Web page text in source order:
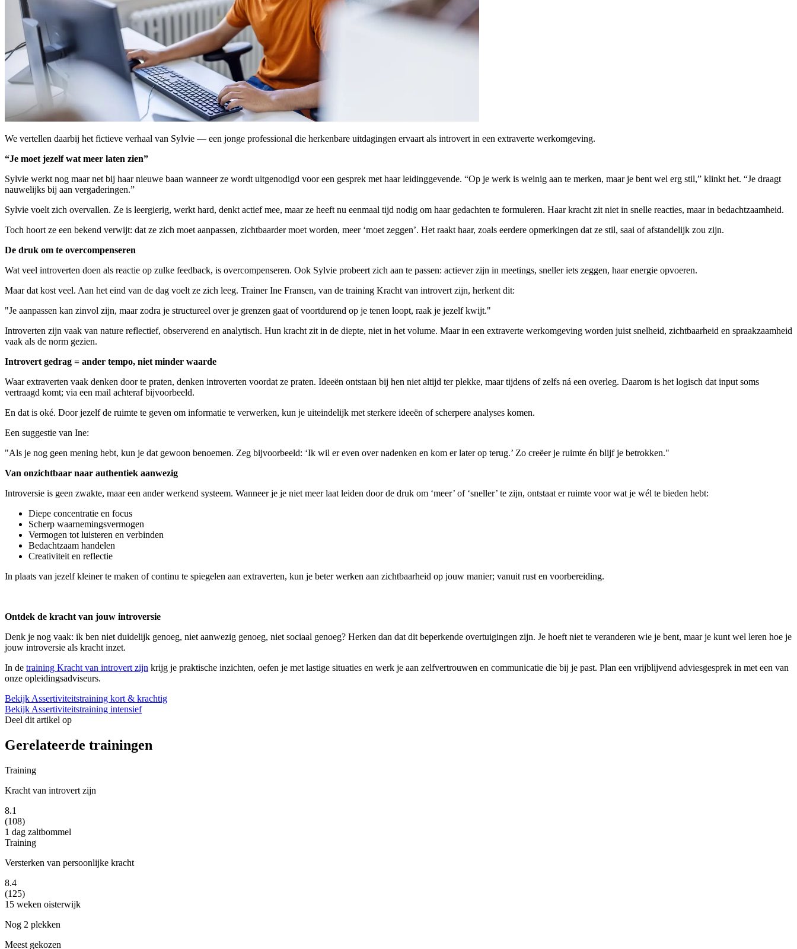
We vertellen daarbij het fictieve verhaal van Sylvie — een jonge professional die herkenbare uitdagingen ervaart als introvert in een extraverte werkomgeving.
“Je moet jezelf wat meer laten zien”
Sylvie werkt nog maar net bij haar nieuwe baan wanneer ze wordt uitgenodigd voor een gesprek met haar leidinggevende. “Op je werk is weinig aan te merken, maar je bent wel erg stil,” klinkt het. “Je draagt
nauwelijks bij aan vergaderingen.”
Sylvie voelt zich overvallen. Ze is leergierig, werkt hard, denkt actief mee, maar ze heeft nu eenmaal tijd nodig om haar gedachten te formuleren. Haar kracht zit niet in snelle reacties, maar in bedachtzaamheid.
Toch hoort ze een bekend verwijt: dat ze zich moet aanpassen, zichtbaarder moet worden, meer ‘moet zeggen’. Het raakt haar, zoals eerdere opmerkingen dat ze stil, saai of afstandelijk zou zijn.
De druk om te overcompenseren
Wat veel introverten doen als reactie op zulke feedback, is overcompenseren. Ook Sylvie probeert zich aan te passen: actiever zijn in meetings, sneller iets zeggen, haar energie opvoeren.
Maar dat kost veel. Aan het eind van de dag voelt ze zich leeg. Trainer Ine Fransen, van de training Kracht van introvert zijn, herkent dit:
"Je aanpassen kan zinvol zijn, maar zodra je structureel over je grenzen gaat of voortdurend op je tenen loopt, raak je jezelf kwijt."
Introverten zijn vaak van nature reflectief, observerend en analytisch. Hun kracht zit in de diepte, niet in het volume. Maar in een extraverte werkomgeving worden juist snelheid, zichtbaarheid en spraakzaamheid
vaak als de norm gezien.
Introvert gedrag = ander tempo, niet minder waarde
Waar extraverten vaak denken door te praten, denken introverten voordat ze praten. Ideeën ontstaan bij hen niet altijd ter plekke, maar tijdens of zelfs ná een overleg. Daarom is het logisch dat input soms
vertraagd komt; via een mail achteraf bijvoorbeeld.
En dat is oké. Door jezelf de ruimte te geven om informatie te verwerken, kun je uiteindelijk met sterkere ideeën of scherpere analyses komen.
Een suggestie van Ine:
"Als je nog geen mening hebt, kun je dat gewoon benoemen. Zeg bijvoorbeeld: ‘Ik wil er even over nadenken en kom er later op terug.’ Zo creëer je ruimte én blijf je betrokken."
Van onzichtbaar naar authentiek aanwezig
Introversie is geen zwakte, maar een ander werkend systeem. Wanneer je je niet meer laat leiden door de druk om ‘meer’ of ‘sneller’ te zijn, ontstaat er ruimte voor wat je wél te bieden hebt:
Diepe concentratie en focus
Scherp waarnemingsvermogen
Vermogen tot luisteren en verbinden
Bedachtzaam handelen
Creativiteit en reflectie
In plaats van jezelf kleiner te maken of continu te spiegelen aan extraverten, kun je beter werken aan zichtbaarheid op jouw manier; vanuit rust en voorbereiding.
Ontdek de kracht van jouw introversie
Denk je nog vaak: ik ben niet duidelijk genoeg, niet aanwezig genoeg, niet sociaal genoeg? Herken dan dat dit beperkende overtuigingen zijn. Je hoeft niet te veranderen wie je bent, maar je kunt wel leren hoe je
jouw introversie als kracht inzet.
In de training Kracht van introvert zijn krijg je praktische inzichten, oefen je met lastige situaties en werk je aan zelfvertrouwen en communicatie die bij je past. Plan een vrijblijvend adviesgesprek in met een van
onze opleidingsadviseurs.
Bekijk Assertiviteitstraining kort & krachtig
Bekijk Assertiviteitstraining intensief
Deel dit artikel op
Gerelateerde trainingen
Training
Kracht van introvert zijn
8.1
(108)
1 dag zaltbommel
Training
Versterken van persoonlijke kracht
8.4
(125)
15 weken oisterwijk
Nog 2 plekken
Meest gekozen